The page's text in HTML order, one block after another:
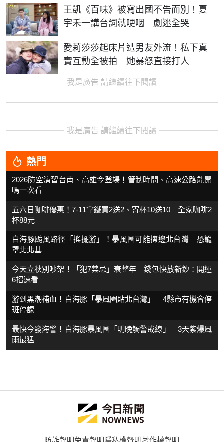
王凱《百味》被寫出國不告而別！夏
宇禾一講台詞就哽咽 劇迷全哭
愛莉莎莎起床片遭男友外流！私下真
實互動全被拍 她暴怒直接打人
我是廣告 請繼續往下閱讀
我是廣告 請繼續往下閱讀
熱門
2026防空演習台南、高雄今登場！管制時間、高速公路能開
嗎一次看
五六日咖啡優惠！7-11拿鐵買2送2、寄杯10送10 全家咖啡2
杯88元
白海豚颱風路徑「搖擺游」！暴風圈可能擦邊北台灣 恐籠
罩北北基
今天立秋別吵架！「犯7禁忌」衰整年 錢包快放新鈔：開運
6招速看
游到黑潮補血！白海豚「暴風圈貼北台灣」 4縣市有機會停
班停課
最快今發海警！白海豚暴風圈「明晚觸警戒線」 3天紫爆風
雨最猛
防詐聲明免責聲明隱私權聲明著作權聲明